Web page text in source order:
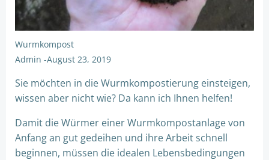
Wurmkompost
Admin -August 23, 2019
Sie möchten in die Wurmkompostierung einsteigen,
wissen aber nicht wie? Da kann ich Ihnen helfen!
Damit die Würmer einer Wurmkompostanlage von
Anfang an gut gedeihen und ihre Arbeit schnell
beginnen, müssen die idealen Lebensbedingungen